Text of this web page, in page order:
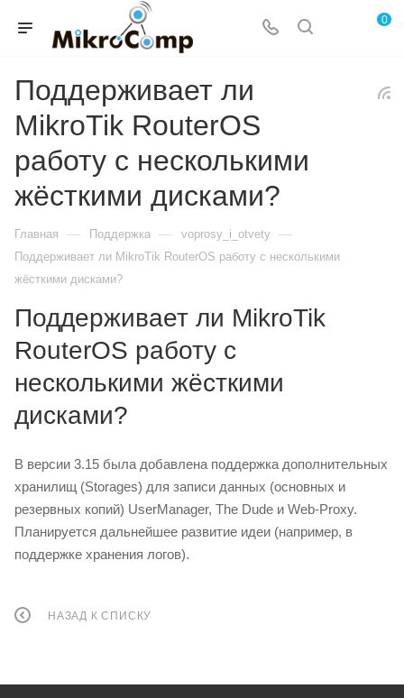
0
Поддерживает ли
MikroTik RouterOS
работу с несколькими
жёсткими дисками?
Главная — Поддержка — voprosy_i_otvety —
Поддерживает ли MikroTik RouterOS работу с несколькими
жёсткими дисками?
Поддерживает ли MikroTik
RouterOS работу с
несколькими жёсткими
дисками?
В версии 3.15 была добавлена поддержка дополнительных
хранилищ (Storages) для записи данных (основных и
резервных копий) UserManager, The Dude и Web-Proxy.
Планируется дальнейшее развитие идеи (например, в
поддержке хранения логов).
НАЗАД К СПИСКУ